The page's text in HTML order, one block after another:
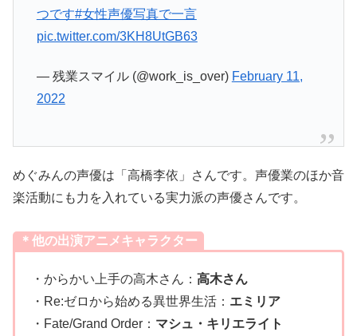
つです#女性声優写真で一言
pic.twitter.com/3KH8UtGB63
— 残業スマイル (@work_is_over) February 11,
2022
めぐみんの声優は「高橋李依」さんです。声優業のほか音
楽活動にも力を入れている実力派の声優さんです。
＊他の出演アニメキャラクター
・からかい上手の高木さん： 高木さん
・Re:ゼロから始める異世界生活： エミリア
・Fate/Grand Order： マシュ・キリエライト